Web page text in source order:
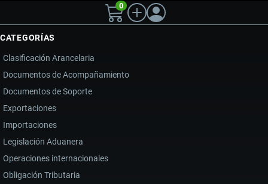
0
CATEGORÍAS
Clasificación Arancelaria
Documentos de Acompañamiento
Documentos de Soporte
Exportaciones
Importaciones
Legislación Aduanera
Operaciones internacionales
Obligación Tributaria